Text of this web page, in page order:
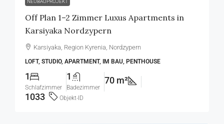
NEUBAUPROJEKT
Off Plan 1–2 Zimmer Luxus Apartments in
Karsiyaka Nordzypern
Karsiyaka, Region Kyrenia, Nordzypern
LOFT, STUDIO, APARTMENT, IM BAU, PENTHOUSE
1
Schlafzimmer
1
Badezimmer
70 m²
1033
Objekt-ID